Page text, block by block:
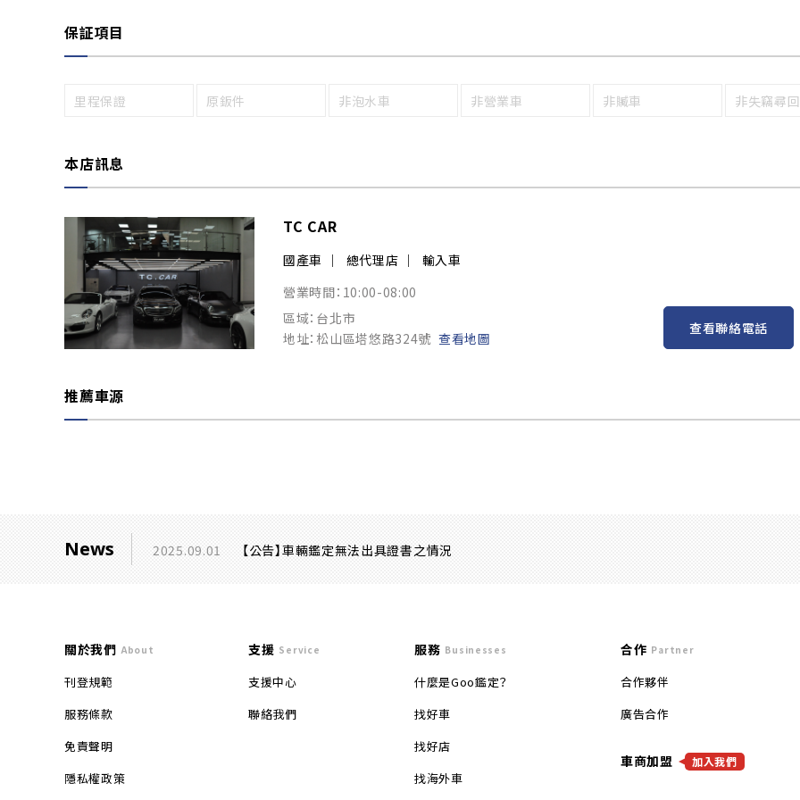
保証項目
里程保證 原鈑件 非泡水車 非營業車 非贓車 非失竊尋
本店訊息
TC CAR
國產車 總代理店
輸入車
營業時間：10:00-08:00
區域：台北市
地址：松山區塔悠路324號 查看地圖
查看聯絡電話
推薦車源
News 2025.09.01 【公告】車輛鑑定無法出具證書之情況
關於我們 About
刊登規範
服務條款
免責聲明
隱私權政策
支援 Service
支援中心
聯絡我們
服務 Businesses
什麼是Goo鑑定？
找好車
找好店
找海外車
合作 Partner
合作夥伴
廣告合作
車商加盟 加入我們